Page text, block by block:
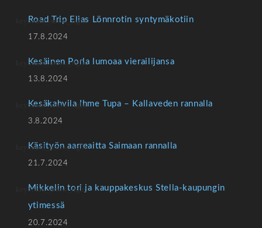
Road Trip Elias Lönnrotin syntymäkotiin
17.8.2024
Kesäinen Porla lumoaa vierailijansa
13.8.2024
Kesäkahvila Ihme Tupa – Kallaveden rannalla
3.8.2024
Käsityön aarreaitta Saimaan rannalla
21.7.2024
Mikkelin tori ja kauppakeskus Stella-kaupungin
ytimessä
20.7.2024